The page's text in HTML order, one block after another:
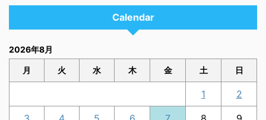
Calendar
2026年8月
月 火 水 木 金 土 日
1 2